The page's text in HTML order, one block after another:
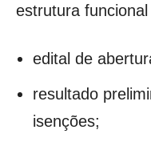
estrutura
edital de
resultado
isenções;